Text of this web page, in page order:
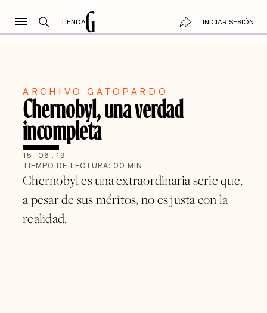
TIENDA INICIAR SESIÓN
ARCHIVO GATOPARDO
Chernobyl, una verdad
incompleta
15 . 06 . 19
TIEMPO DE LECTURA: 00 MIN
Chernobyl es una extraordinaria serie que,
a pesar de sus méritos, no es justa con la
realidad.